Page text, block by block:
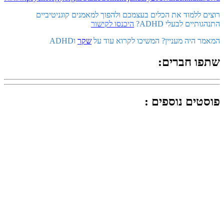
רוצים ללמוד את הכלים בעצמכם ולהפוך למאמנים קוגניטיביים
התנהגותיים לבעלי ADHD?
היכנסו לקישור
המאמר היה מעניין? המשיכו לקרוא עוד על שקר וADHD
שתפו חברים:
פוסטים נוספים :